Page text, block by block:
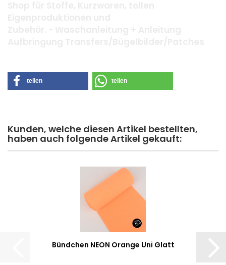
teilen teilen
Kunden, welche diesen Artikel bestellten,
haben auch folgende Artikel gekauft:
Bündchen NEON Orange Uni Glatt